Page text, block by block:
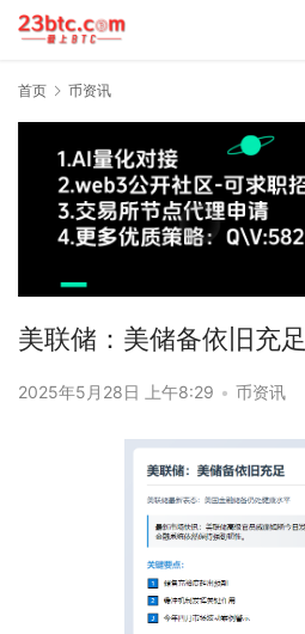
首页 币资讯
美联储：美储备依旧充足
2025年5月28日 上午8:29 • 币资讯